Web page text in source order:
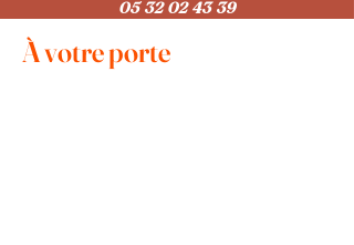
05 32 02 43 39
À votre porte